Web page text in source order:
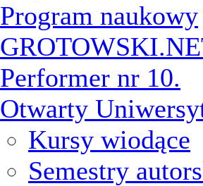
Program naukowy
Performer nr 10.
Otwarty
Kursy wiodące
Semestry